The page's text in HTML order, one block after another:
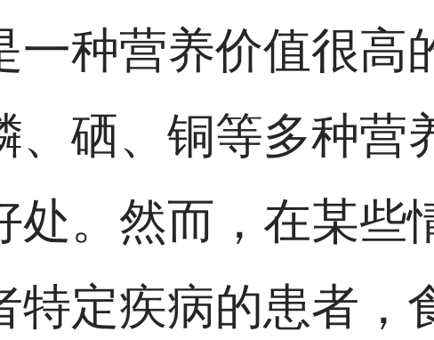
一种营养价值很高
、硒、铜等多种营
处。然而，在某些
特定疾病的患者，